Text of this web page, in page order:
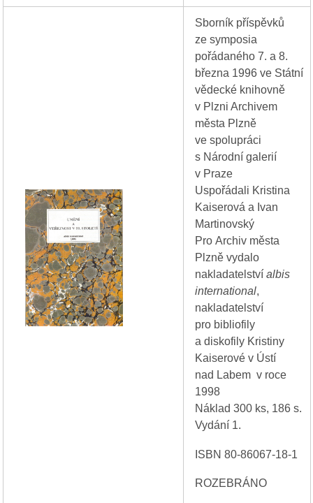
Sborník příspěvků
ze symposia
pořádaného 7. a 8.
března 1996 ve Státní
vědecké knihovně
v Plzni Archivem
města Plzně
ve spolupráci
s Národní galerií
v Praze
Uspořádali Kristina
Kaiserová a Ivan
Martinovský
Pro Archiv města
Plzně vydalo
nakladatelstvíalbis
international,
nakladatelství
pro bibliofily
a diskofily Kristiny
Kaiserové v Ústí
nad Labem v roce
1998
Náklad 300 ks, 186 s.
Vydání 1.
ISBN 80-86067-18-1
ROZEBRÁNO